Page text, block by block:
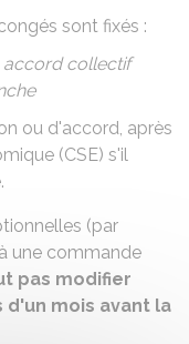
sont fixés :
accord collectif
ou d'accord, après
(CSE) s'il
(par
une commande
pas modifier
d'un mois avant la